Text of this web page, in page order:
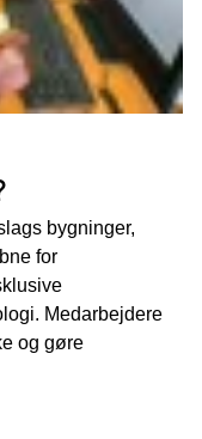
bygninger,
for
Medarbejdere
og gøre